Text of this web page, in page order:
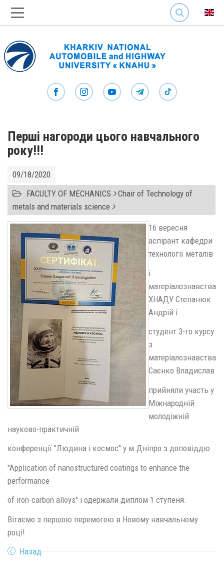
SEARCH
Перші нагороди цього навчального
року!!!
09/18/2020
FACULTY OF MECHANICS Chair of Technology of
metals and materials science
16 вересня
аспірант кафедри
технології металів
і
матеріалознавства
ХНАДУ Степанюк
Андрій і
студент 3-го курсу
з
матеріалознавства
Саєнко Владислав
прийняли участь у
Міжнародній
молодіжній
науково-практичній
конференції "Людина і космос" у м.Дніпро з доповіддю
"Application of nanostructured coatings to enhance the
performance
of iron-carbon alloys" і одержали диплом 1 ступеня.
Вітаємо з першою перемогою в Новому навчальному
році!
Назад